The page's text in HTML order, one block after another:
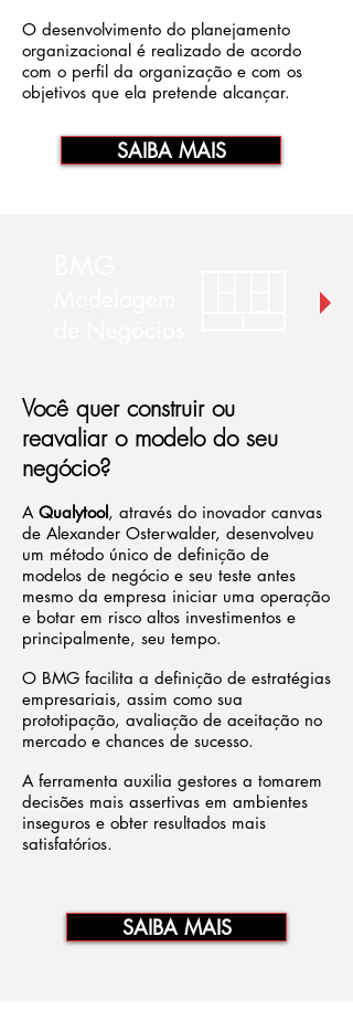
O desenvolvimento do planejamento
organizacional é realizado de acordo
com o perfil da organização e com os
objetivos que ela pretende alcançar.
SAIBA MAIS
Você quer construir ou
reavaliar o modelo do seu
negócio?
A Qualytool, através do inovador canvas
de Alexander Osterwalder, desenvolveu
um método único de definição de
modelos de negócio e seu teste antes
mesmo da empresa iniciar uma operação
e botar em risco altos investimentos e
principalmente, seu tempo.
O BMG facilita a definição de estratégias
empresariais, assim como sua
prototipação, avaliação de aceitação no
mercado e chances de sucesso.
A ferramenta auxilia gestores a tomarem
decisões mais assertivas em ambientes
inseguros e obter resultados mais
satisfatórios.
SAIBA MAIS